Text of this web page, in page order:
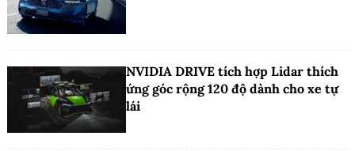
NVIDIA DRIVE tích hợp Lidar thích
ứng góc rộng 120 độ dành cho xe tự
lái